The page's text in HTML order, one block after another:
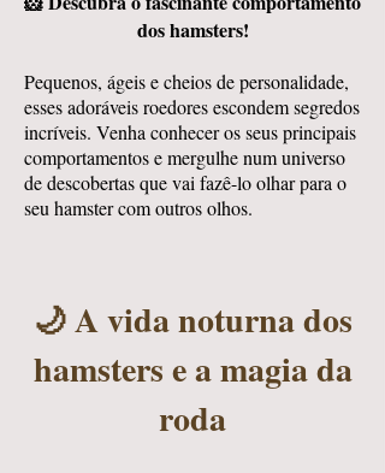
dos hamsters!
Pequenos, ágeis e cheios de personalidade,
esses adoráveis roedores escondem segredos
incríveis. Venha conhecer os seus principais
comportamentos e mergulhe num universo
de descobertas que vai fazê-lo olhar para o
seu hamster com outros olhos.
🌙 A vida noturna dos
hamsters e a magia da
roda